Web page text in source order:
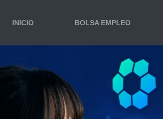
INICIO BOLSA EMPLEO